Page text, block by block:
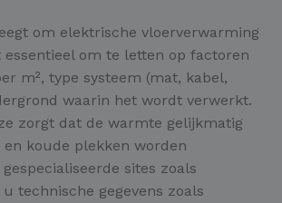
om elektrische vloerverwarming
essentieel om te letten op factoren
m², type systeem (mat, kabel,
waarin het wordt verwerkt.
zorgt dat de warmte gelijkmatig
koude plekken worden
sites zoals
technische gegevens zoals